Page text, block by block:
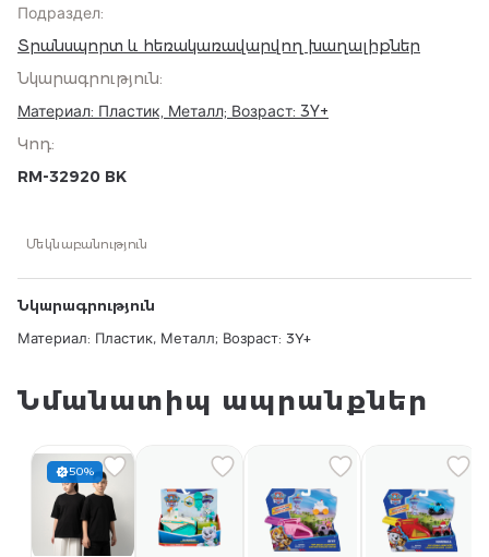
Подраздел:
Տրանսպորտ և հեռակառավարվող խաղալիքներ
Նկարագրություն:
Материал: Пластик, Металл; Возраст: 3Y+
Կոդ:
RM-32920 BK
Մեկնաբանություն
Նկարագրություն
Материал: Пластик, Металл; Возраст: 3Y+
Նմանատիպ ապրանքներ
50%